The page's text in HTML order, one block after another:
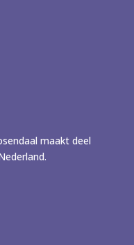
maakt deel